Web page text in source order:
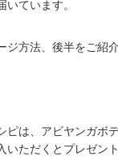
いています。
ジ方法、後半をご紹介
ピは、アビヤンガボ
いただくとプレゼン